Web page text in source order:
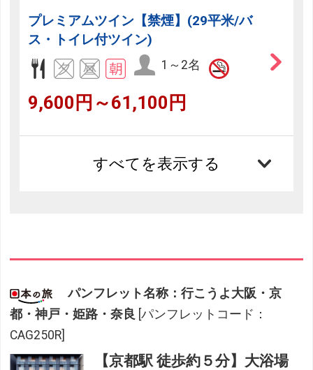
プレミアムツイン【禁煙】(29平米/バ
ス・トイレ付ツイン)
1～2名
9,600円～61,100円
すべてを表示する
パンフレット名称：行こうよ大阪・京
都・神戸・姫路・奈良 [パンフレットコード：
CAG250R]
【京都駅 徒歩約５分】大浴場